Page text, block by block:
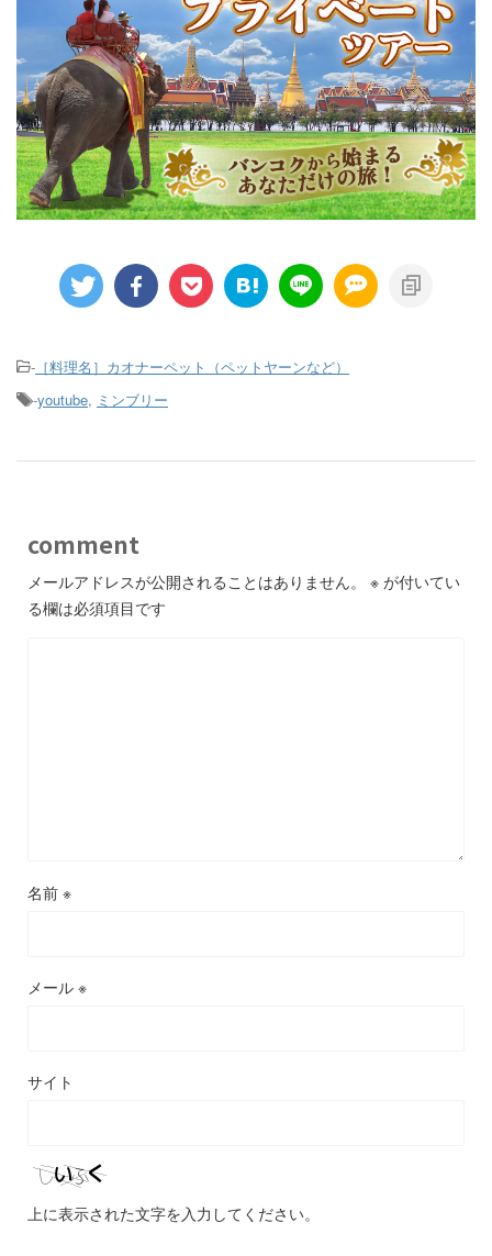
- ［料理名］カオナーペット（ペットヤーンなど）
-youtube, ミンブリー
comment
メールアドレスが公開されることはありません。 ※ が付いてい
る欄は必須項目です
名前 ※
メール ※
サイト
上に表示された文字を入力してください。